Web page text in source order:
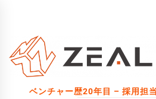
ン
ベンチャー歴20年目 – 採用担